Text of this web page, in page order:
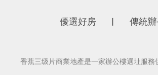
優選好房 傳統
香蕉三级片商業地產是一家辦公樓選址服務供